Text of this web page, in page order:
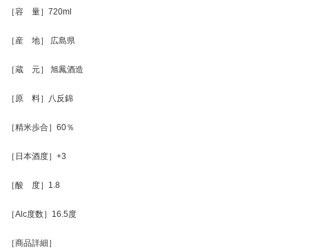
［容 量］720ml
［産 地］ 広島県
［蔵 元］ 旭鳳酒造
［原 料］八反錦
［精米歩合］60％
［日本酒度］+3
［酸 度］1.8
［Alc度数］16.5度
［商品詳細］